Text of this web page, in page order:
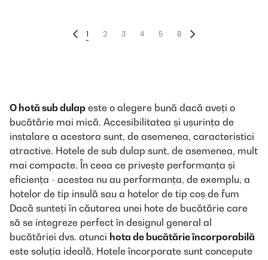
1 2 3 4 5 8
O hotă sub dulap este o alegere bună dacă aveți o
bucătărie mai mică. Accesibilitatea și ușurința de
instalare a acestora sunt, de asemenea, caracteristici
atractive. Hotele de sub dulap sunt, de asemenea, mult
mai compacte. În ceea ce privește performanța și
eficiența - acestea nu au performanța, de exemplu, a
hotelor de tip insulă sau a hotelor de tip coș de fum
Dacă sunteți în căutarea unei hote de bucătărie care
să se integreze perfect în designul general al
bucătăriei dvs. atunci hota de bucătărie încorporabilă
este soluția ideală. Hotele încorporate sunt concepute